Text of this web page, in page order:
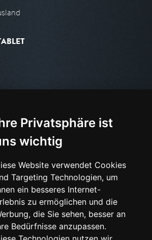
Privatsphäre ist
wichtig
Website verwendet Cookies
Targeting Technologien, um
ein besseres Internet-
zu ermöglichen und die
die Sie sehen, besser an
Bedürfnisse anzupassen.
TV